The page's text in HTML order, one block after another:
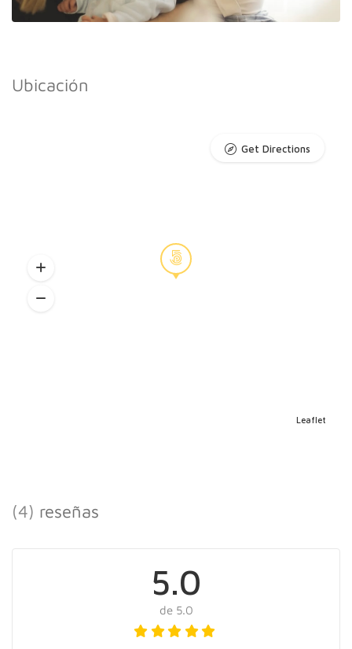
Ubicación
Leaflet
Get Directions
(4) reseñas
5.0
de 5.0